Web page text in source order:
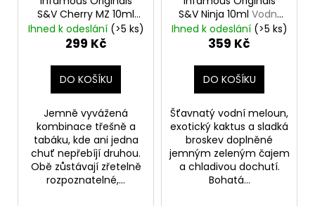
S&V Cherry MZ 10ml
Třešňový tabák
Ihned k odeslání (>5 ks)
299 Kč
DO KOŠÍKU
Jemně vyvážená
kombinace třešně a
tabáku, kde ani jedna
chuť nepřebíjí druhou.
Obě zůstávají zřetelně
rozpoznatelné,...
S&V Ninja 10ml Vodní
meloun s kaktusem,
broskví a čajem
Ihned k odeslání (>5 ks)
359 Kč
DO KOŠÍKU
Šťavnatý vodní meloun,
exotický kaktus a sladká
broskev doplněné
jemným zeleným čajem
a chladivou dochutí.
Bohatá...